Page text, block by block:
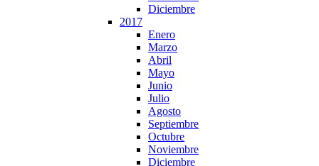
Diciembre
2017
Enero
Marzo
Abril
Mayo
Junio
Julio
Agosto
Septiembre
Octubre
Noviembre
Diciembre